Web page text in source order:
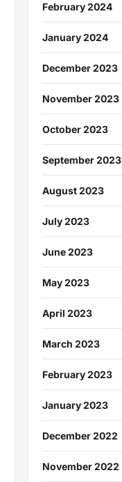
February 2024
January 2024
December 2023
November 2023
October 2023
September 2023
August 2023
July 2023
June 2023
May 2023
April 2023
March 2023
February 2023
January 2023
December 2022
November 2022